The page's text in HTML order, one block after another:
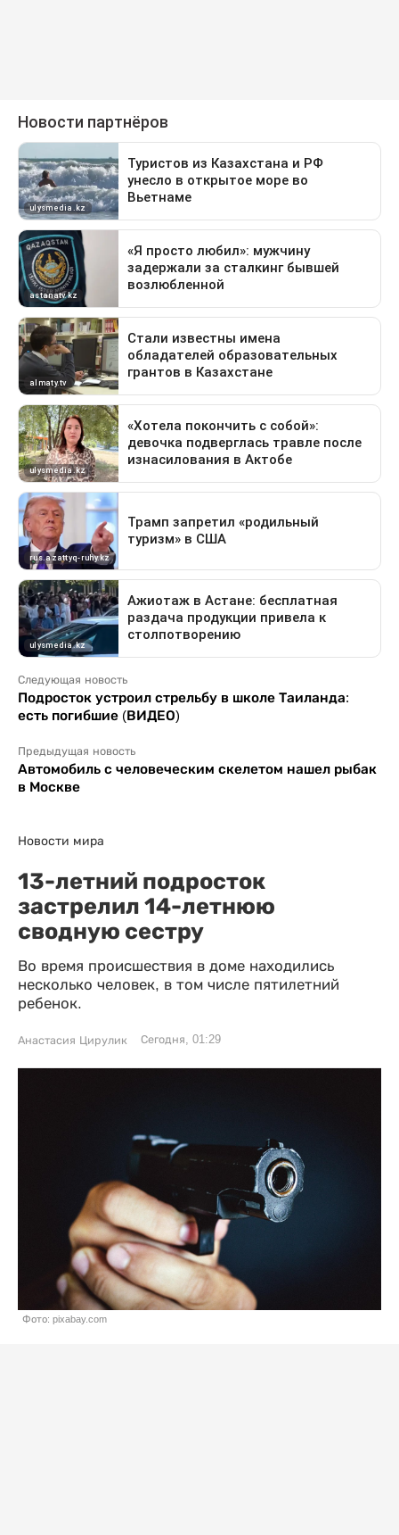
Следующая новость
Подросток устроил стрельбу в школе Таиланда:
есть погибшие (ВИДЕО)
Предыдущая новость
Автомобиль с человеческим скелетом нашел рыбак
в Москве
Новости мира
13-летний подросток
застрелил 14-летнюю
сводную сестру
Во время происшествия в доме находились
несколько человек, в том числе пятилетний
ребенок.
Анастасия Цирулик Сегодня, 01:29
Фото: pixabay.com